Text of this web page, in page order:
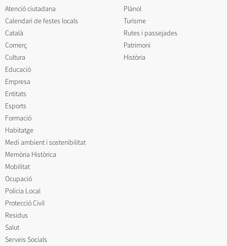
Atenció ciutadana
Calendari de festes locals
Català
Comerç
Cultura
Educació
Empresa
Entitats
Esports
Formació
Habitatge
Medi ambient i sostenibilitat
Memòria Històrica
Mobilitat
Ocupació
Policia Local
Protecció Civil
Residus
Salut
Serveis Socials
Plànol
Turisme
Rutes i passejades
Patrimoni
Història